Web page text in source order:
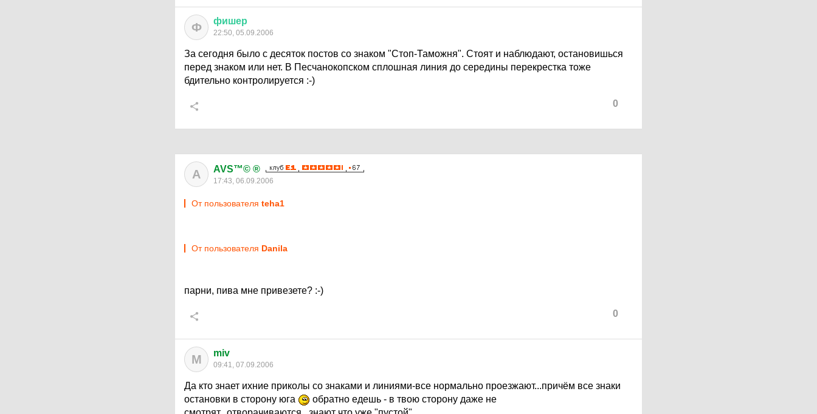
Ф фишер
22:50, 05.09.2006
За сегодня было с десяток постов со знаком "Стоп-Таможня". Стоят и наблюдают, остановишься
перед знаком или нет. В Песчанокопском сплошная линия до середины перекрестка тоже
бдительно контролируется :-)
0
A AVS™© ®
17:43, 06.09.2006
От пользователя teha1
От пользователя Danila
парни, пива мне привезете? :-)
0
M miv
09:41, 07.09.2006
Да кто знает ихние приколы со знаками и линиями-все нормально проезжают...причём все знаки
остановки в сторону юга
обратно едешь - в твою сторону даже не